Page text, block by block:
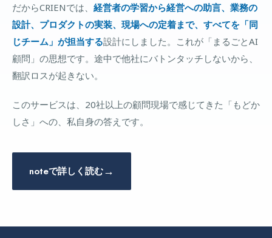
だからCRIENでは、 経営者の学習から経営への助言、業務の
設計、プロダクトの実装、現場への定着まで、すべてを「同
じチーム」が担当する設計にしました。これが「まるごとAI
顧問」の思想です。途中で他社にバトンタッチしないから、
翻訳ロスが起きない。
このサービスは、20社以上の顧問現場で感じてきた「もどか
しさ」への、私自身の答えです。
noteで詳しく読む→